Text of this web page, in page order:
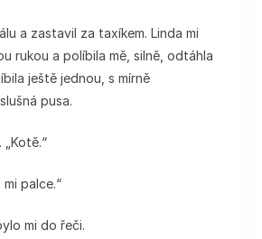
a zastavil za taxíkem. Linda mi
rukou a políbila mě, silně, odtáhla
ještě jednou, s mírně
pusa.
„Kotě.“
mi palce.“
mi do řeči.